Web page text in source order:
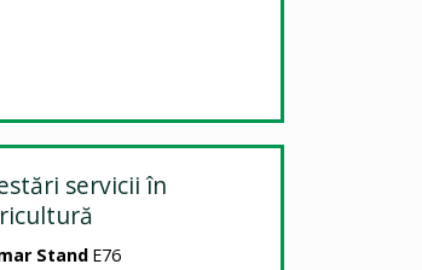
servicii în
Stand E76